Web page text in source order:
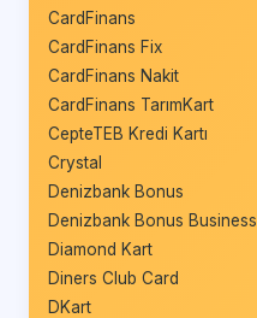
CardFinans
CardFinans Fix
CardFinans Nakit
CardFinans TarımKart
CepteTEB Kredi Kartı
Crystal
Denizbank Bonus
Denizbank Bonus Business
Diamond Kart
Diners Club Card
DKart